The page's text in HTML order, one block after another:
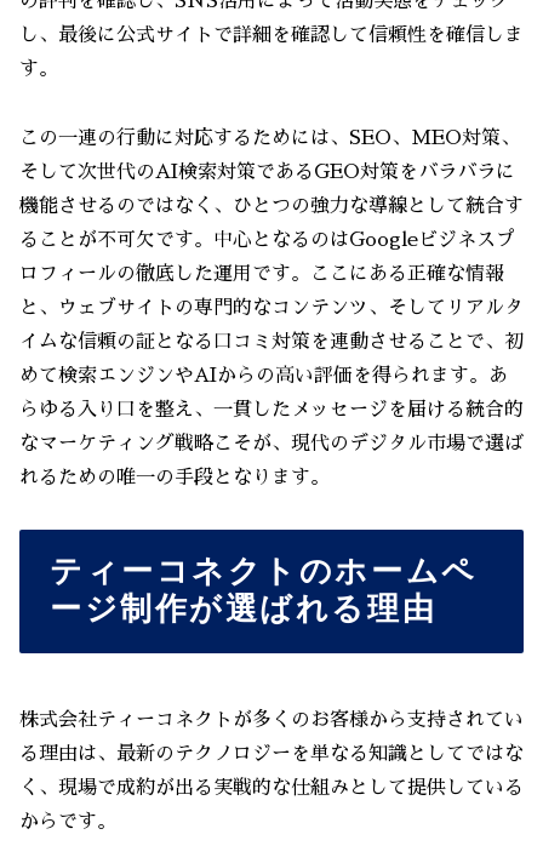
し、最後に公式サイトで詳細を確認して信頼性を確信しま
す。
この一連の行動に対応するためには、SEO、MEO対策、
そして次世代のAI検索対策であるGEO対策をバラバラに
機能させるのではなく、ひとつの強力な導線として統合す
ることが不可欠です。中心となるのはGoogleビジネスプ
ロフィールの徹底した運用です。ここにある正確な情報
と、ウェブサイトの専門的なコンテンツ、そしてリアルタ
イムな信頼の証となる口コミ対策を連動させることで、初
めて検索エンジンやAIからの高い評価を得られます。あ
らゆる入り口を整え、一貫したメッセージを届ける統合的
なマーケティング戦略こそが、現代のデジタル市場で選ば
れるための唯一の手段となります。
ティーコネクトのホームペ
ージ制作が選ばれる理由
株式会社ティーコネクトが多くのお客様から支持されてい
る理由は、最新のテクノロジーを単なる知識としてではな
く、現場で成約が出る実戦的な仕組みとして提供している
からです。